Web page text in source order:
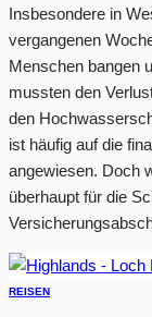
Insbesondere in
vergangenen
Menschen bangen
mussten den
den
ist häufig auf die
angewiesen. Doch
überhaupt für die
REISEN